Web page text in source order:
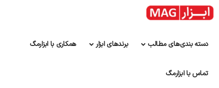
دسته بندی‌های مطالب برندهای ابزار همکاری با ابزارمگ
تماس با ابزارمگ